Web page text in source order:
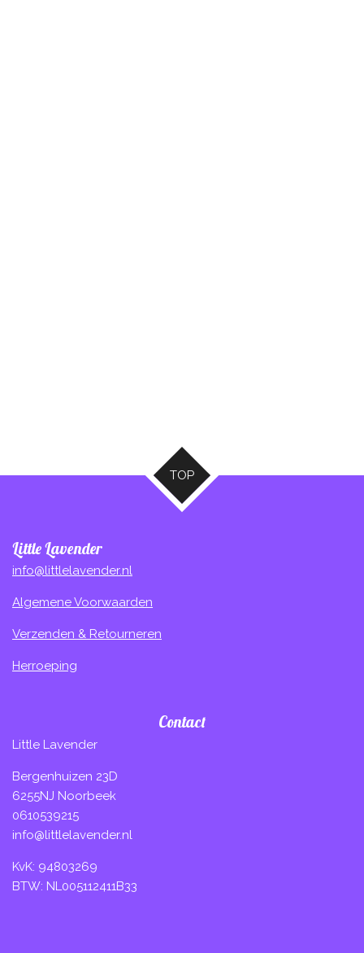
TOP
Little Lavender
info@littlelavender.nl
Algemene Voorwaarden
Verzenden & Retourneren
Herroeping
Contact
Little Lavender
Bergenhuizen 23D
6255NJ Noorbeek
0610539215
info@littlelavender.nl
KvK: 94803269
BTW: NL005112411B33